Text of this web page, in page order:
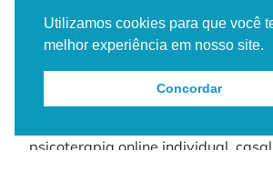
promover mudanças reais e
psicoterapia onlineoferece um
confidencial e exclusivo, disponível
psicoterapia online individual,
Utilizamos cookies para que você
melhor experiência em nosso site.
Concordar